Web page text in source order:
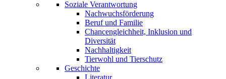
Soziale Verantwortung
Nachwuchsförderung
Beruf und Familie
Chancengleichheit, Inklusion und
Diversität
Nachhaltigkeit
Tierwohl und Tierschutz
Geschichte
Literatur